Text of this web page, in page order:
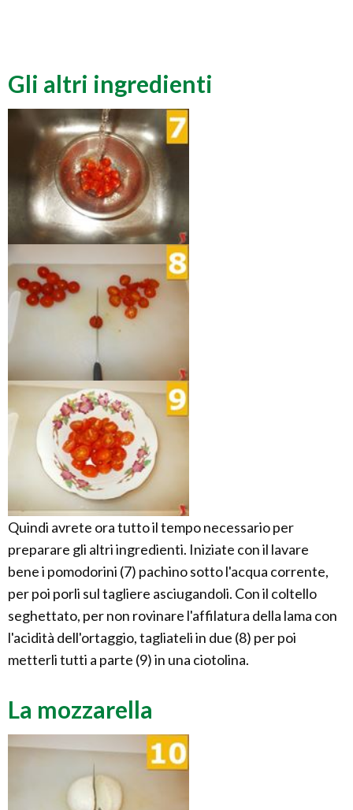
Gli altri ingredienti
Quindi avrete ora tutto il tempo necessario per
preparare gli altri ingredienti. Iniziate con il lavare
bene i pomodorini (7) pachino sotto l'acqua corrente,
per poi porli sul tagliere asciugandoli. Con il coltello
seghettato, per non rovinare l'affilatura della lama con
l'acidità dell'ortaggio, tagliateli in due (8) per poi
metterli tutti a parte (9) in una ciotolina.
La mozzarella